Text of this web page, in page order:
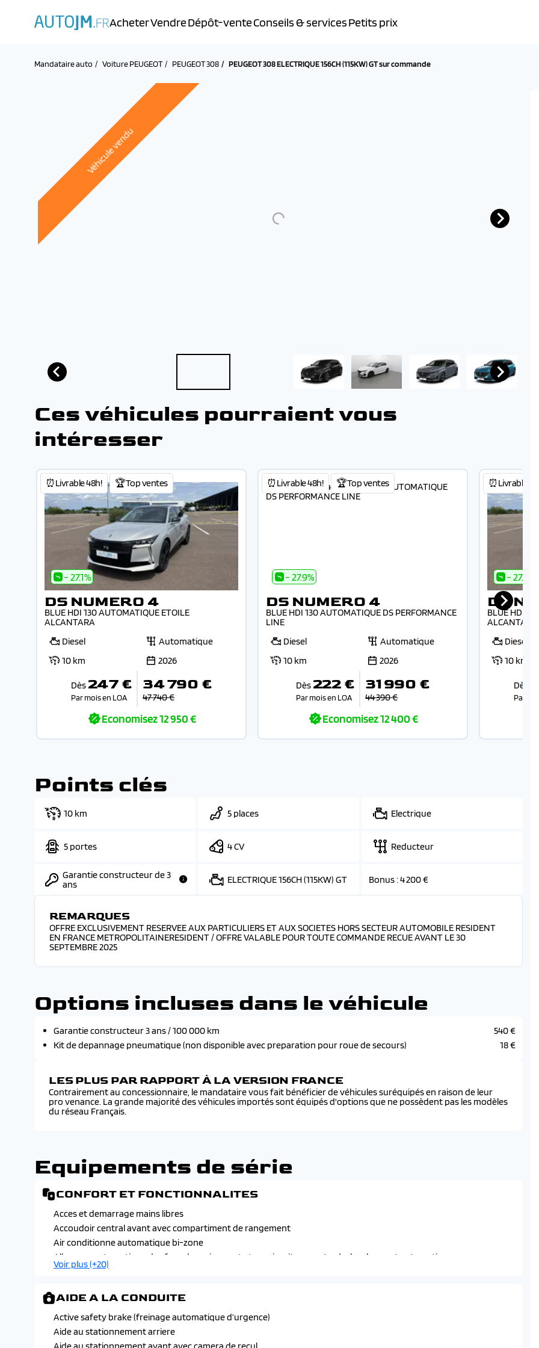
AcheterVendreDépôt-venteConseils & servicesPetits prix
Mandataire auto Voiture PEUGEOT PEUGEOT 308 PEUGEOT 308 ELECTRIQUE 156CH (115KW) GT sur commande
Véhicule vendu
Ces véhicules pourraient vous
intéresser
⏰Livrable 48h! 🏆Top ventes
- 27.1%
DS NUMERO 4
BLUE HDI 130 AUTOMATIQUE ETOILE
ALCANTARA
Diesel
Automatique
10 km
2026
Dès 247 €
Par mois en LOA
34 790 €
47 740 €
Economisez12 950 €
⏰Livrable 48h! 🏆Top ventes
- 27.9%
DS NUMERO 4
BLUE HDI 130 AUTOMATIQUE DS PERFORMANCE
LINE
Diesel
Automatique
10 km
2026
Dès 222 €
Par mois en LOA
31 990 €
44 390 €
Economisez12 400 €
⏰Livrable 48h!
- 27.1%
DS
BLUE HDI
ALCANTARA
Diesel
10 km
Dès
Par
Points clés
10 km 5 places Electrique
5 portes 4 CV Reducteur
Garantie constructeur de 3
ans
ELECTRIQUE 156CH (115KW) GT Bonus :4 200 €
REMARQUES
OFFRE EXCLUSIVEMENT RESERVEE AUX PARTICULIERS ET AUX SOCIETES HORS SECTEUR AUTOMOBILE RESIDENT
EN FRANCE METROPOLITAINERESIDENT / OFFRE VALABLE POUR TOUTE COMMANDE RECUE AVANT LE 30
SEPTEMBRE 2025
Options incluses dans le véhicule
Garantie constructeur 3 ans / 100 000 km
540 €
Kit de depannage pneumatique (non disponible avec preparation pour roue de secours)
18 €
LES PLUS PAR RAPPORT À LA VERSION FRANCE
Contrairement au concessionnaire, le mandataire vous fait bénéficier de véhicules suréquipés en raison de leur
pro venance. La grande majorité des véhicules importés sont équipés d'options que ne possèdent pas les modèles
du réseau Français.
Equipements de série
CONFORT ET FONCTIONNALITES
Acces et demarrage mains libres
Accoudoir central avant avec compartiment de rangement
Air conditionne automatique bi-zone
Allumage automatique des feux de croisement et essuie-vitre avant a declenchement automatique
Banquette arriere rabattable 2/3 - 1/3
Deux telecommandes trois boutons
Diffuseurs d'air aux places arriere
Direction assistee electrique, volant avec reglage manuel en hauteur et en profondeur
Driver sport pack : personnalisation du combine specifique, sonorite du moteur amplifiee et plus sportive
Voir plus (+20)
AIDE A LA CONDUITE
Active safety brake (freinage automatique d’urgence)
Aide au stationnement arriere